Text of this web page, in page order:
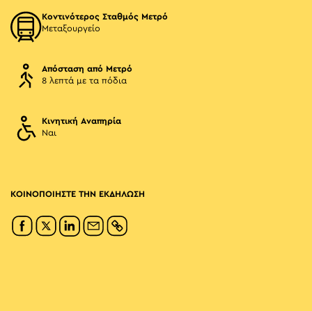
Κοντινότερος Σταθμός Μετρό
Μεταξουργείο
Απόσταση από Μετρό
8 λεπτά με τα πόδια
Κινητική Αναπηρία
Ναι
ΚΟΙΝΟΠΟΙΗΣΤΕ ΤΗΝ ΕΚΔΗΛΩΣΗ